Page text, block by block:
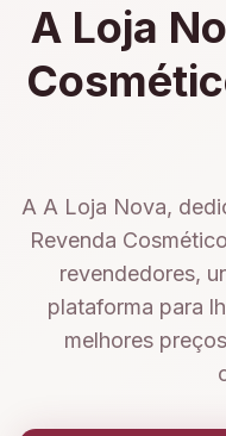
A Loja
A A Loja Nova,
Revenda
revendedores,
plataforma para
melhores